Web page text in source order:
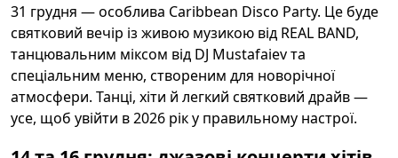
31 грудня — особлива Caribbean Disco Party. Це буде
святковий вечір із живою музикою від REAL BAND,
танцювальним міксом від DJ Mustafaiev та
спеціальним меню, створеним для новорічної
атмосфери. Танці, хіти й легкий святковий драйв —
усе, щоб увійти в 2026 рік у правильному настрої.